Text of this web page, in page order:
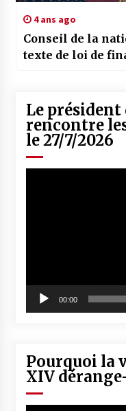
4 ans ago
Conseil de la
texte de loi de
Le président
rencontre
le 27/7/2026
00:00
Pourquoi la
XIV